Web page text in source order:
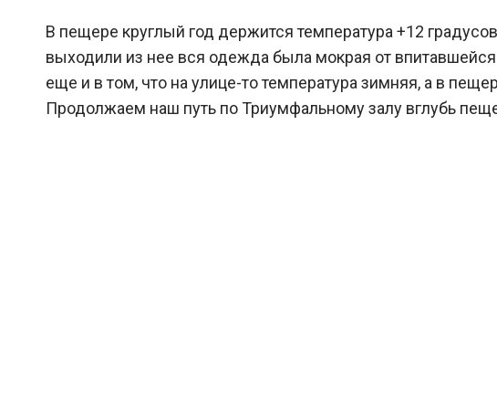
В пещере круглый год держится температура +12
выходили из нее вся одежда была мокрая от
еще и в том, что на улице-то температура зимняя, а в
Продолжаем наш путь по Триумфальному залу вглубь